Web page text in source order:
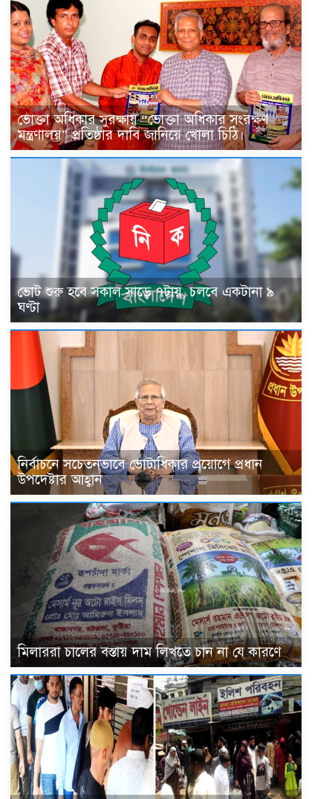
ভোক্তা অধিকার সুরক্ষায় “ভোক্তা অধিকার সংরক্ষণ
মন্ত্রণালয়” প্রতিষ্ঠার দাবি জানিয়ে খোলা চিঠি।
ভোট শুরু হবে সকাল সাড়ে ৭টায়, চলবে একটানা ৯
ঘণ্টা
নির্বাচনে সচেতনভাবে ভোটাধিকার প্রয়োগে প্রধান
উপদেষ্টার আহ্বান
মিলাররা চালের বস্তায় দাম লিখতে চান না যে কারণে